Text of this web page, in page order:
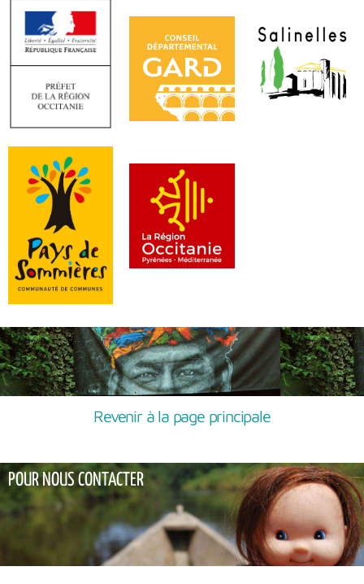
Revenir à la page principale
POUR NOUS CONTACTER